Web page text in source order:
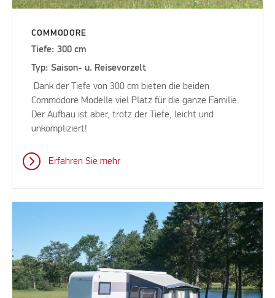
COMMODORE
Tiefe: 300 cm
Typ: Saison- u. Reisevorzelt
Dank der Tiefe von 300 cm bieten die beiden
Commodore Modelle viel Platz für die ganze Familie.
Der Aufbau ist aber, trotz der Tiefe, leicht und
unkompliziert!
Erfahren Sie mehr